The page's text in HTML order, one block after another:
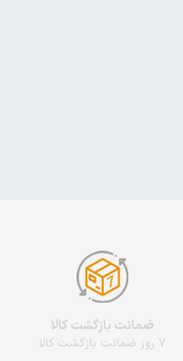
ضمانت بازگشت کالا
7 روز ضمانت بازگشت کالا